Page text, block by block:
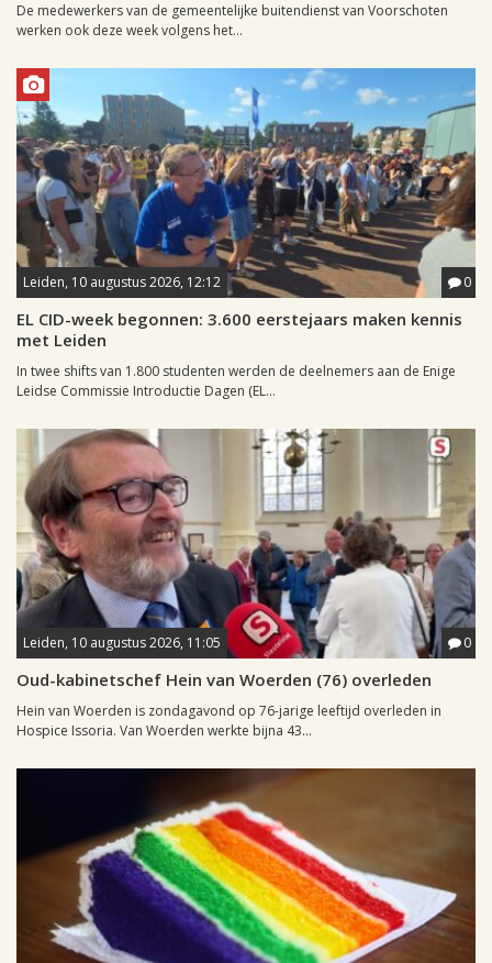
De medewerkers van de gemeentelijke buitendienst van Voorschoten
werken ook deze week volgens het...
Leiden, 10 augustus 2026, 12:12 0
EL CID-week begonnen: 3.600 eerstejaars maken kennis
met Leiden
In twee shifts van 1.800 studenten werden de deelnemers aan de Enige
Leidse Commissie Introductie Dagen (EL...
Leiden, 10 augustus 2026, 11:05 0
Oud-kabinetschef Hein van Woerden (76) overleden
Hein van Woerden is zondagavond op 76-jarige leeftijd overleden in
Hospice Issoria. Van Woerden werkte bijna 43...